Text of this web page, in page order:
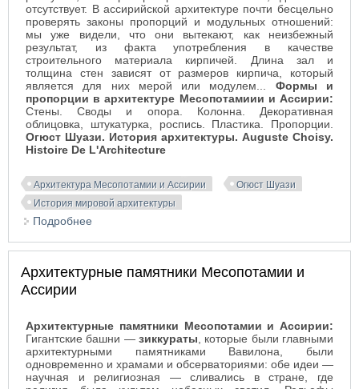
отсутствует. В ассирийской архитектуре почти бесцельно
проверять законы пропорций и модульных отношений:
мы уже видели, что они вытекают, как неизбежный
результат, из факта употребления в качестве
строительного материала кирпичей. Длина зал и
толщина стен зависят от размеров кирпича, который
является для них мерой или модулем... Формы и
пропорции в архитектуре Месопотамиии и Ассирии:
Стены. Своды и опора. Колонна. Декоративная
облицовка, штукатурка, роспись. Пластика. Пропорции.
Огюст Шуази. История архитектуры. Auguste Choisy.
Histoire De L'Architecture
Архитектура Месопотамии и Ассирии
Огюст Шуази
История мировой архитектуры
Подробнее
Архитектурные памятники Месопотамии и
Ассирии
Архитектурные памятники Месопотамии и Ассирии:
Гигантские башни — зиккураты , которые были главными
архитектурными памятниками Вавилона, были
одновременно и храмами и обсерваториями: обе идеи —
научная и религиозная — сливались в стране, где